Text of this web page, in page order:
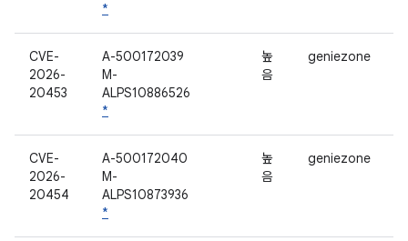
*
CVE-
2026-
20453
A-500172039
M-
ALPS10886526
*
높
음
geniezone
CVE-
2026-
20454
A-500172040
M-
ALPS10873936
*
높
음
geniezone